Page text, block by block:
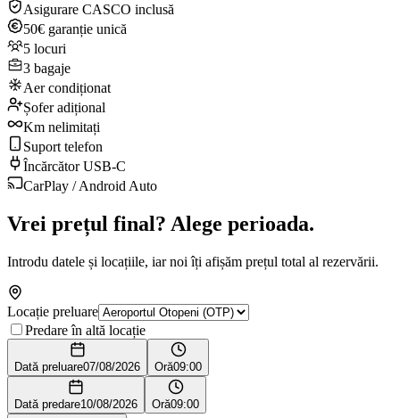
Asigurare CASCO inclusă
50€ garanție unică
5 locuri
3 bagaje
Aer condiționat
Șofer adițional
Km nelimitați
Suport telefon
Încărcător USB-C
CarPlay / Android Auto
Vrei prețul final? Alege perioada.
Introdu datele și locațiile, iar noi îți afișăm prețul total al rezervării.
Locație preluare
Predare în altă locație
Dată preluare07/08/2026 Oră09:00
Dată predare10/08/2026 Oră09:00